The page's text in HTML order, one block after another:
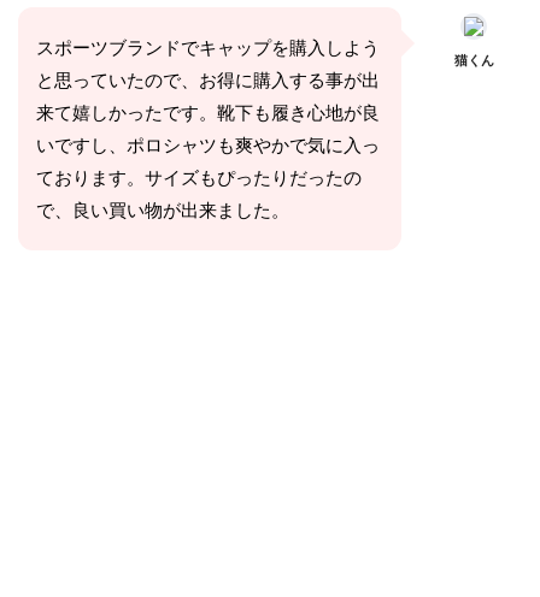
スポーツブランドでキャップを購入しよう
と思っていたので、お得に購入する事が出
来て嬉しかったです。靴下も履き心地が良
いですし、ポロシャツも爽やかで気に入っ
ております。サイズもぴったりだったの
で、良い買い物が出来ました。
猫くん